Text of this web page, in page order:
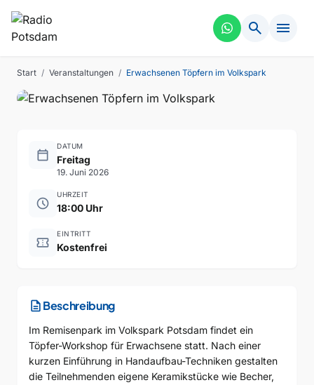
search menu
Start / Veranstaltungen / Erwachsenen Töpfern im Volkspark
INTERAKTIV
Volkspark
calendar_today
DATUM
Freitag
19. Juni 2026
schedule
UHRZEIT
18:00 Uhr
confirmation_number
EINTRITT
Kostenfrei
descriptionBeschreibung
Im Remisenpark im Volkspark Potsdam findet ein
Töpfer-Workshop für Erwachsene statt. Nach einer
kurzen Einführung in Handaufbau-Techniken gestalten
die Teilnehmenden eigene Keramikstücke wie Becher,